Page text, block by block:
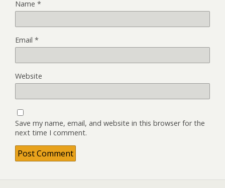
Name *
Email *
Website
Save my name, email, and website in this browser for the
next time I comment.